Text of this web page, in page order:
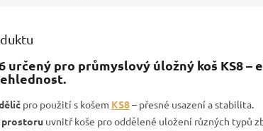
určený pro průmyslový úložný koš KS8 –
pro použití s košem KS8– přesné usazení a stabilita.
prostoru uvnitř koše pro oddělené uložení různých typů